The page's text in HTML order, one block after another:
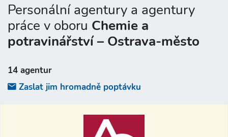
Personální agentury a agentury
práce v oboru Chemie a
potravinářství – Ostrava-město
14 agentur
Zaslat jim hromadně poptávku